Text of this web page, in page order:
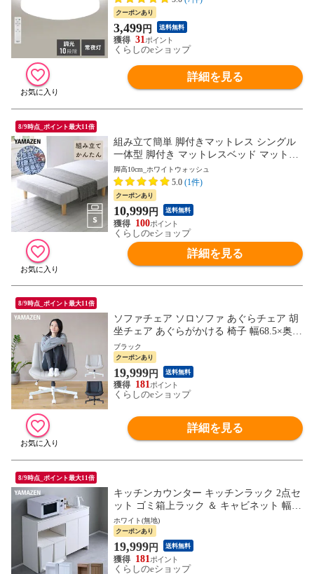
具 LED リビング 和室 寝室 ダイニング お
しゃれ 山善 YAMAZEN 【送料無料】
クーポンあり
3,499円 送料無料
31
くらしのeショップ
詳細を見る
8/9時点_ポイント最大11倍
組み立て簡単 脚付きマットレス シングル
一体型 脚付き マットレスベッド マットレ
ス ベッド 脚付きベッド 脚付マット 山善 Y
AMAZEN 【送料無料】
脚高10cm_ホワイトウォッシュ
5.0 (1件)
クーポンあり
10,999円 送料無料
100
くらしのeショップ
詳細を見る
8/9時点_ポイント最大11倍
ソファチェア ソロソファ あぐらチェア 胡
坐チェア あぐらがかける 椅子 幅68.5×奥行
71.5×高さ77.5-83.5cm デスクチェア オフィ
スチェア ワイド 座面 アームレス 高さ調節
可能 キャスター付き 一人暮らし 山善 YAM
AZEN 【送料無料】
ブラック
クーポンあり
19,999円 送料無料
181
くらしのeショップ
詳細を見る
8/9時点_ポイント最大11倍
キッチンカウンター キッチンラック 2点セ
ット ゴミ箱上ラック ＆ キャビネット 幅5
9.5 奥行40.5 高さ90.5cm レンジボード キッ
チンボード 背面収納 ラック 棚 キッチン
収納 山善 YAMAZEN 【送料無料】
ホワイト(無地)
クーポンあり
19,999円 送料無料
181
くらしのeショップ